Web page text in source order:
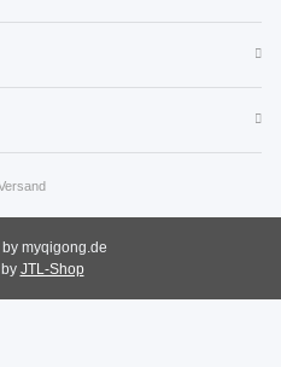
myqigong.de
JTL-Shop